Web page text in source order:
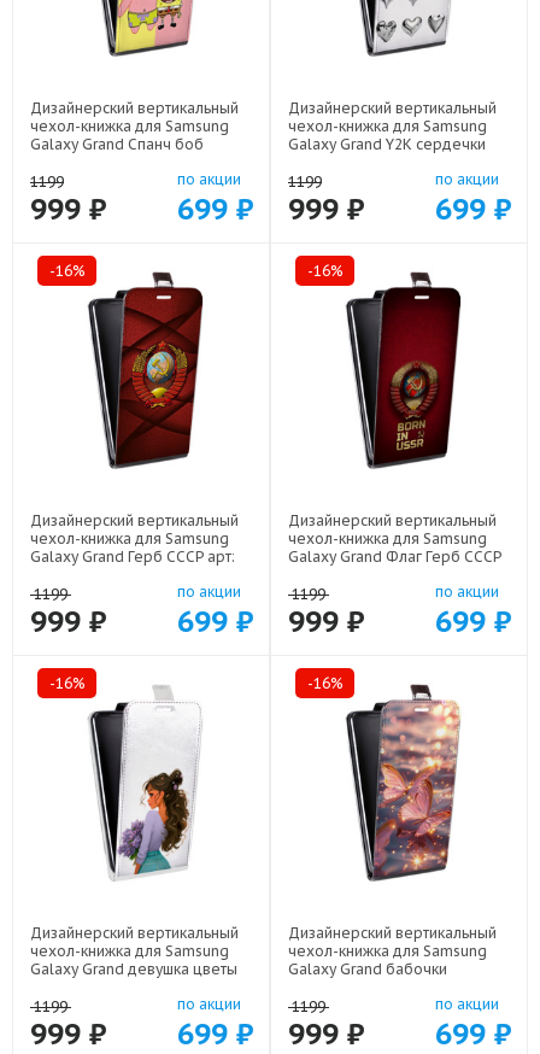
Дизайнерский вертикальный
чехол-книжка для Samsung
Galaxy Grand Спанч боб
1199
999 ₽
по акции
699 ₽
Дизайнерский вертикальный
чехол-книжка для Samsung
Galaxy Grand Y2K сердечки
1199
999 ₽
по акции
699 ₽
-16%
Дизайнерский вертикальный
чехол-книжка для Samsung
Galaxy Grand Герб СССР арт:
1199
999 ₽
по акции
699 ₽
-16%
Дизайнерский вертикальный
чехол-книжка для Samsung
Galaxy Grand Флаг Герб СССР
1199
999 ₽
по акции
699 ₽
-16%
Дизайнерский вертикальный
чехол-книжка для Samsung
Galaxy Grand девушка цветы
1199
999 ₽
по акции
699 ₽
-16%
Дизайнерский вертикальный
чехол-книжка для Samsung
Galaxy Grand бабочки
1199
999 ₽
по акции
699 ₽